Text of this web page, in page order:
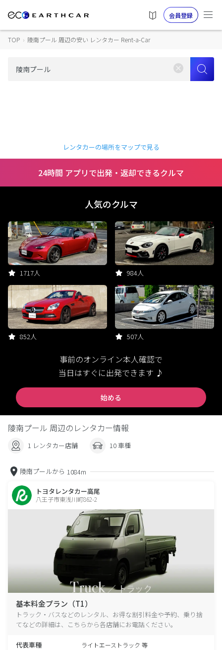
会員登録
TOP › 陵南プール 周辺の安い レンタカー Rent-a-Car
レンタカーの場所をマップで見る
24時間 アプリで出発・返却できるクルマ
人気のクルマ
1717人 984人
852人 507人
事前のオンライン本人確認で
当日はすぐに出発できます ♪
始める
陵南プール 周辺のレンタカー情報
1 レンタカー店舗 10 車種
陵南プールから 1084m
トヨタレンタカー高尾
八王子市東浅川町862-2
基本料金プラン（T1）
トラック・バスなどのレンタル、お得な割引料金や予約、乗り捨
てなどの詳細は、こちらから各店舗にお電話ください。
代表車種 ライトエーストラック 等